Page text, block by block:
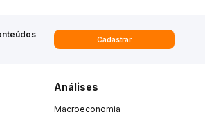
Cadastrar
Análises
Macroeconomia